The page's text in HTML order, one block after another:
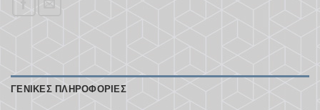
ΓΕΝΙΚΈΣ ΠΛΗΡΟΦΟΡΊΕΣ